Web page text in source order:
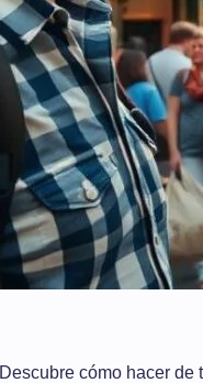
Descubre cómo hacer de